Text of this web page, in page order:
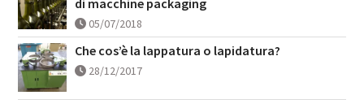
05/07/2018
Che cos’è la lappatura o lapidatura?
28/12/2017